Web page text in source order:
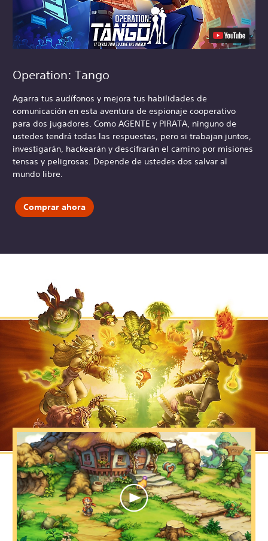
Operation: Tango
Agarra tus audífonos y mejora tus habilidades de
comunicación en esta aventura de espionaje cooperativo
para dos jugadores. Como AGENTE y PIRATA, ninguno de
ustedes tendrá todas las respuestas, pero si trabajan juntos,
investigarán, hackearán y descifrarán el camino por misiones
tensas y peligrosas. Depende de ustedes dos salvar al
mundo libre.
Comprar ahora